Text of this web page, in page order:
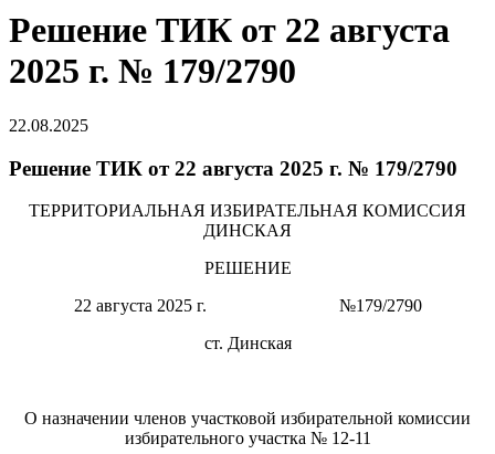
Решение ТИК от 22 августа
2025 г. № 179/2790
22.08.2025
Решение ТИК от 22 августа 2025 г. № 179/2790
ТЕРРИТОРИАЛЬНАЯ ИЗБИРАТЕЛЬНАЯ КОМИССИЯ
ДИНСКАЯ
РЕШЕНИЕ
22 августа 2025 г. №179/2790
ст. Динская
О назначении членов участковой избирательной комиссии
избирательного участка № 12-11